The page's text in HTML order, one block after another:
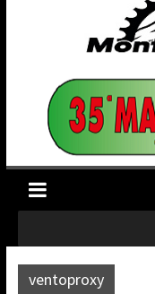
ventoproxy